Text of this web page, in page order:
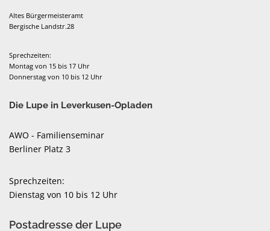
Altes Bürgermeisteramt
Bergische Landstr.28
Sprechzeiten:
Montag von 15 bis 17 Uhr
Donnerstag von 10 bis 12 Uhr
Die Lupe in Leverkusen-Opladen
AWO - Familienseminar
Berliner Platz 3
Sprechzeiten:
Dienstag von 10 bis 12 Uhr
Postadresse der Lupe